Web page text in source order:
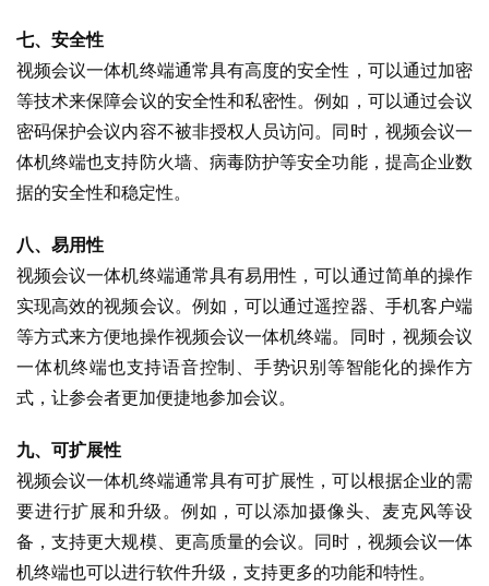
七、安全性
视频会议一体机终端通常具有高度的安全性，可以通过加密
等技术来保障会议的安全性和私密性。例如，可以通过会议
密码保护会议内容不被非授权人员访问。同时，视频会议一
体机终端也支持防火墙、病毒防护等安全功能，提高企业数
据的安全性和稳定性。
八、易用性
视频会议一体机终端通常具有易用性，可以通过简单的操作
实现高效的视频会议。例如，可以通过遥控器、手机客户端
等方式来方便地操作视频会议一体机终端。同时，视频会议
一体机终端也支持语音控制、手势识别等智能化的操作方
式，让参会者更加便捷地参加会议。
九、可扩展性
视频会议一体机终端通常具有可扩展性，可以根据企业的需
要进行扩展和升级。例如，可以添加摄像头、麦克风等设
备，支持更大规模、更高质量的会议。同时，视频会议一体
机终端也可以进行软件升级，支持更多的功能和特性。